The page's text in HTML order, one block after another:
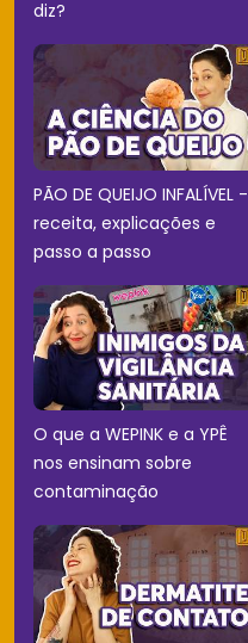
diz?
PÃO DE QUEIJO INFALÍVEL -
receita, explicações e
passo a passo
O que a WEPINK e a YPÊ
nos ensinam sobre
contaminação